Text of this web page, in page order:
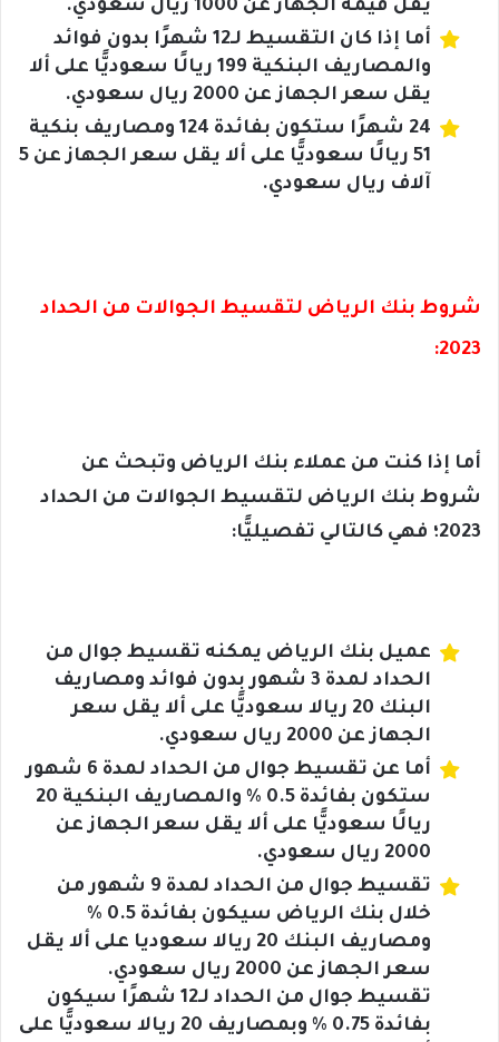
يقل قيمة الجهاز عن 1000 ريال سعودي.
أما إذا كان التقسيط لـ12 شهرًا بدون فوائد
والمصاريف البنكية 199 ريالًا سعوديًّا على ألا
يقل سعر الجهاز عن 2000 ريال سعودي.
24 شهرًا ستكون بفائدة 124 ومصاريف بنكية
51 ريالًا سعوديًّا على ألا يقل سعر الجهاز عن 5
آلاف ريال سعودي.
شروط بنك الرياض لتقسيط الجوالات من الحداد
2023:
أما إذا كنت من عملاء بنك الرياض وتبحث عن
شروط بنك الرياض لتقسيط الجوالات من الحداد
2023؛ فهي كالتالي تفصيليًّا:
عميل بنك الرياض يمكنه تقسيط جوال من
الحداد لمدة 3 شهور بدون فوائد ومصاريف
البنك 20 ريالا سعوديًّا على ألا يقل سعر
الجهاز عن 2000 ريال سعودي.
أما عن تقسيط جوال من الحداد لمدة 6 شهور
ستكون بفائدة 0.5 % والمصاريف البنكية 20
ريالًا سعوديًّا على ألا يقل سعر الجهاز عن
2000 ريال سعودي.
تقسيط جوال من الحداد لمدة 9 شهور من
خلال بنك الرياض سيكون بفائدة 0.5 %
ومصاريف البنك 20 ريالا سعوديا على ألا يقل
سعر الجهاز عن 2000 ريال سعودي.
تقسيط جوال من الحداد لـ12 شهرًا سيكون
بفائدة 0.75 % وبمصاريف 20 ريالا سعوديًّا على